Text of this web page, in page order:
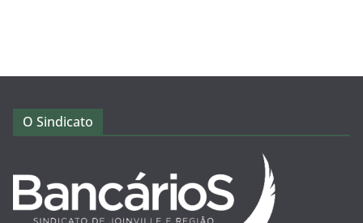
O Sindicato